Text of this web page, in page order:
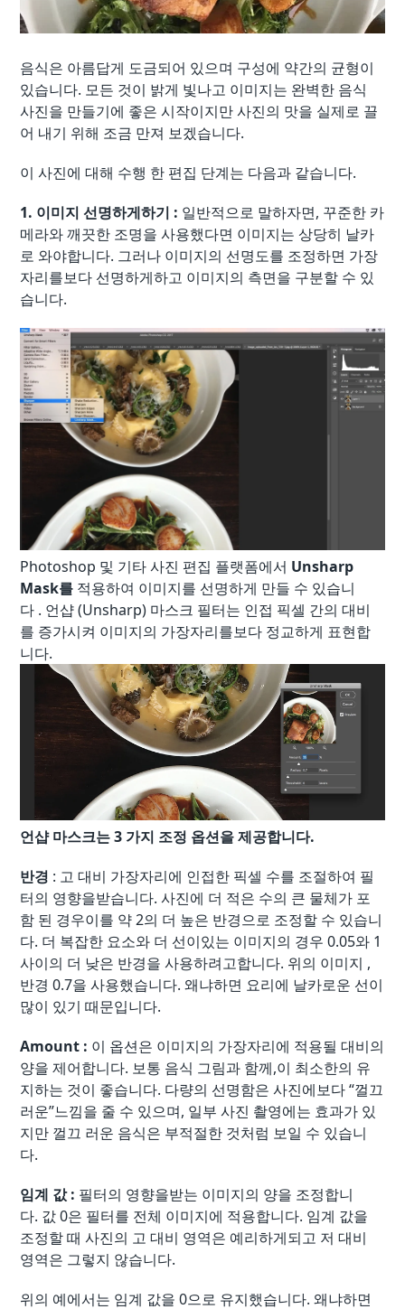
음식은 아름답게 도금되어 있으며 구성에 약간의 균형이
있습니다. 모든 것이 밝게 빛나고 이미지는 완벽한 음식
사진을 만들기에 좋은 시작이지만 사진의 맛을 실제로 끌
어 내기 위해 조금 만져 보겠습니다.
이 사진에 대해 수행 한 편집 단계는 다음과 같습니다.
1. 이미지 선명하게하기 : 일반적으로 말하자면, 꾸준한 카
메라와 깨끗한 조명을 사용했다면 이미지는 상당히 날카
로 와야합니다. 그러나 이미지의 선명도를 조정하면 가장
자리를보다 선명하게하고 이미지의 측면을 구분할 수 있
습니다.
Photoshop 및 기타 사진 편집 플랫폼에서 Unsharp
Mask를 적용하여 이미지를 선명하게 만들 수 있습니
다 . 언샵 (Unsharp) 마스크 필터는 인접 픽셀 간의 대비
를 증가시켜 이미지의 가장자리를보다 정교하게 표현합
니다.
언샵 마스크는 3 가지 조정 옵션을 제공합니다.
반경 : 고 대비 가장자리에 인접한 픽셀 수를 조절하여 필
터의 영향을받습니다. 사진에 더 적은 수의 큰 물체가 포
함 된 경우이를 약 2의 더 높은 반경으로 조정할 수 있습니
다. 더 복잡한 요소와 더 선이있는 이미지의 경우 0.05와 1
사이의 더 낮은 반경을 사용하려고합니다. 위의 이미지 ,
반경 0.7을 사용했습니다. 왜냐하면 요리에 날카로운 선이
많이 있기 때문입니다.
Amount : 이 옵션은 이미지의 가장자리에 적용될 대비의
양을 제어합니다. 보통 음식 그림과 함께,이 최소한의 유
지하는 것이 좋습니다. 다량의 선명함은 사진에보다 “껄끄
러운”느낌을 줄 수 있으며, 일부 사진 촬영에는 효과가 있
지만 껄끄 러운 음식은 부적절한 것처럼 보일 수 있습니
다.
임계 값 : 필터의 영향을받는 이미지의 양을 조정합니
다. 값 0은 필터를 전체 이미지에 적용합니다. 임계 값을
조정할 때 사진의 고 대비 영역은 예리하게되고 저 대비
영역은 그렇지 않습니다.
위의 예에서는 임계 값을 0으로 유지했습니다. 왜냐하면